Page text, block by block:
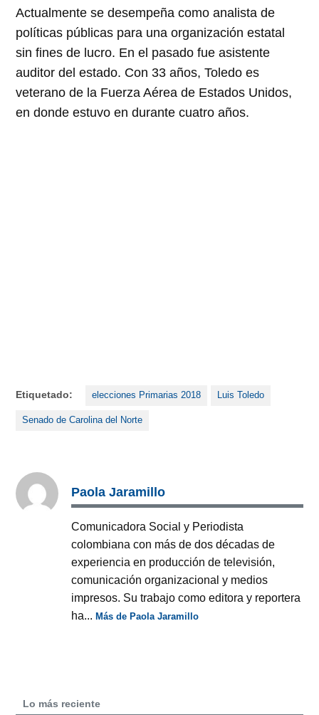
Actualmente se desempeña como analista de
políticas públicas para una organización estatal
sin fines de lucro. En el pasado fue asistente
auditor del estado. Con 33 años, Toledo es
veterano de la Fuerza Aérea de Estados Unidos,
en donde estuvo en durante cuatro años.
Etiquetado: elecciones Primarias 2018 Luis Toledo
Senado de Carolina del Norte
Paola Jaramillo
Comunicadora Social y Periodista
colombiana con más de dos décadas de
experiencia en producción de televisión,
comunicación organizacional y medios
impresos. Su trabajo como editora y reportera
ha...Más de Paola Jaramillo
Lo más reciente